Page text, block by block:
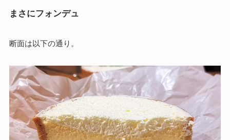
まさにフォンデュ
断面は以下の通り。